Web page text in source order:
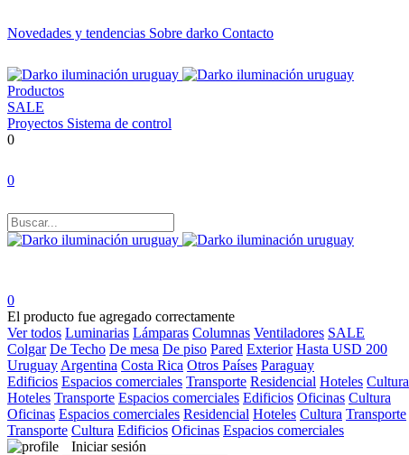
Novedades y tendencias Sobre darko Contacto
Productos
SALE
Proyectos Sistema de control
0
0
0
El producto fue agregado correctamente
Ver todos Luminarias Lámparas Columnas Ventiladores SALE
Colgar De Techo De mesa De piso Pared Exterior Hasta USD 200
Uruguay Argentina Costa Rica Otros Países Paraguay
Edificios Espacios comerciales Transporte Residencial Hoteles Cultura
Hoteles Transporte Espacios comerciales Edificios Oficinas Cultura
Oficinas Espacios comerciales Residencial Hoteles Cultura Transporte
Transporte Cultura Edificios Oficinas Espacios comerciales
Iniciar sesión